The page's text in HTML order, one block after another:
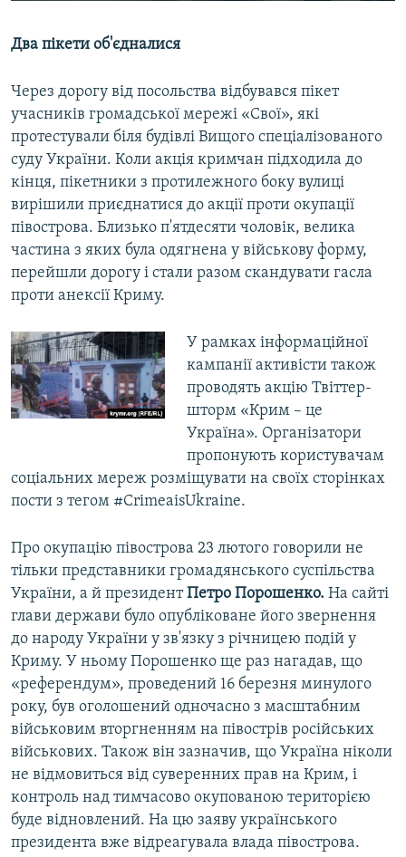
Два пікети об'єдналися
Через дорогу від посольства відбувався пікет
учасників громадської мережі «Свої», які
протестували біля будівлі Вищого спеціалізованого
суду України. Коли акція кримчан підходила до
кінця, пікетники з протилежного боку вулиці
вирішили приєднатися до акції проти окупації
півострова. Близько п'ятдесяти чоловік, велика
частина з яких була одягнена у військову форму,
перейшли дорогу і стали разом скандувати гасла
проти анексії Криму.
У рамках інформаційної
кампанії активісти також
проводять акцію Твіттер-
шторм «Крим – це
Україна». Організатори
пропонують користувачам
соціальних мереж розміщувати на своїх сторінках
пости з тегом #CrimeaisUkraine.
Про окупацію півострова 23 лютого говорили не
тільки представники громадянського суспільства
України, а й президентПетро Порошенко. На сайті
глави держави було опубліковане його звернення
до народу України у зв'язку з річницею подій у
Криму. У ньому Порошенко ще раз нагадав, що
«референдум», проведений 16 березня минулого
року, був оголошений одночасно з масштабним
військовим вторгненням на півострів російських
військових. Також він зазначив, що Україна ніколи
не відмовиться від суверенних прав на Крим, і
контроль над тимчасово окупованою територією
буде відновлений. На цю заяву українського
президента вже відреагувала влада півострова.